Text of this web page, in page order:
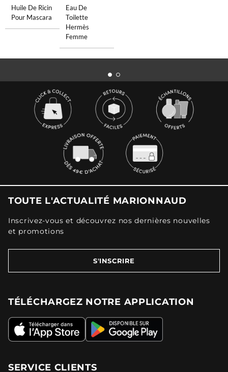
Huile De Ricin
Pour Mascara
Eau De
Toilette
Hermès
Femme
TOUTE L'ACTUALITÉ MARIONNAUD
Inscrivez-vous et découvrez nos dernières nouvelles
et promotions
S'INSCRIRE
TÉLÉCHARGEZ NOTRE APPLICATION
SERVICE CLIENTS